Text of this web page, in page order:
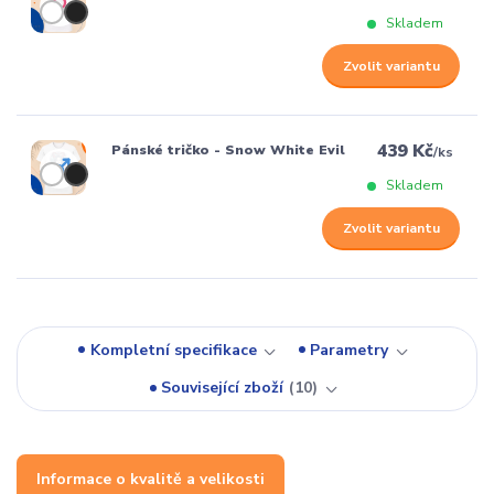
Skladem
Zvolit variantu
Pánské tričko - Snow White Evil 439 Kč/ks
Skladem
Zvolit variantu
Kompletní specifikace
Parametry
Související zboží
10
Informace o kvalitě a velikosti